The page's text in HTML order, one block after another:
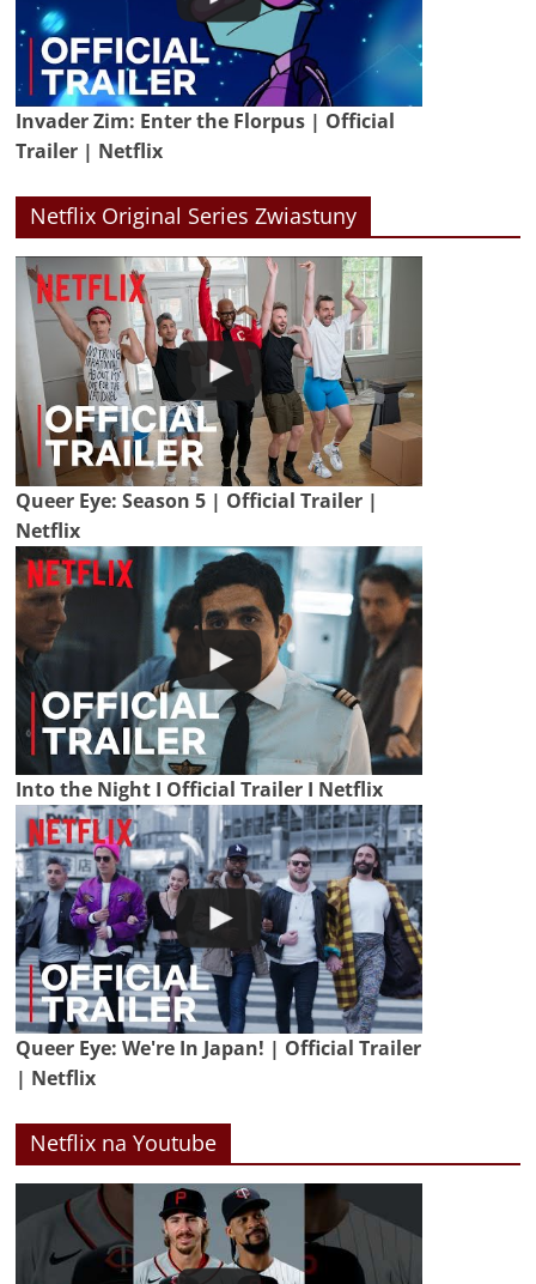
Invader Zim: Enter the Florpus | Official
Trailer | Netflix
Netflix Original Series Zwiastuny
Queer Eye: Season 5 | Official Trailer |
Netflix
Into the Night I Official Trailer I Netflix
Queer Eye: We're In Japan! | Official Trailer
| Netflix
Netflix na Youtube